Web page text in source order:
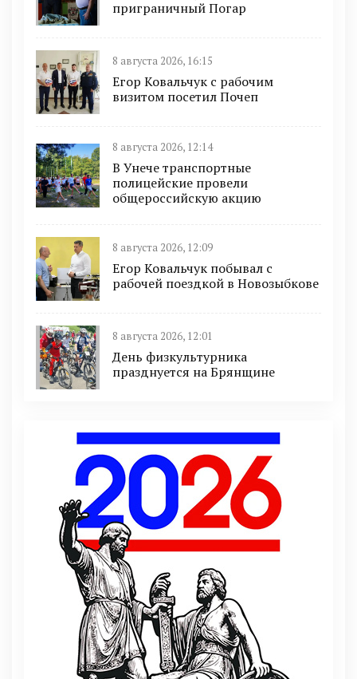
приграничный Погар
8 августа 2026, 16:15
Егор Ковальчук с рабочим
визитом посетил Почеп
8 августа 2026, 12:14
В Унече транспортные
полицейские провели
общероссийскую акцию
8 августа 2026, 12:09
Егор Ковальчук побывал с
рабочей поездкой в Новозыбкове
8 августа 2026, 12:01
День физкультурника
празднуется на Брянщине